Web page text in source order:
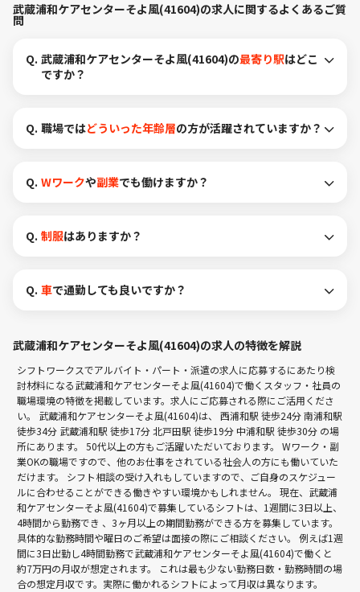
武蔵浦和ケアセンターそよ風(41604)の求人に関するよくあるご質
問
Q. 武蔵浦和ケアセンターそよ風(41604)の最寄り駅はどこ
ですか？
Q. 職場ではどういった年齢層の方が活躍されていますか？
Q. Wワークや副業でも働けますか？
Q. 制服はありますか？
Q. 車で通勤しても良いですか？
武蔵浦和ケアセンターそよ風(41604)の求人の特徴を解説
シフトワークスでアルバイト・パート・派遣の求人に応募するにあたり検
討材料になる武蔵浦和ケアセンターそよ風(41604)で働くスタッフ・社員の
職場環境の特徴を掲載しています。求人にご応募される際にご活用くださ
い。 武蔵浦和ケアセンターそよ風(41604)は、 西浦和駅 徒歩24分南浦和駅
徒歩34分 武蔵浦和駅 徒歩17分北戸田駅 徒歩19分 中浦和駅 徒歩30分 の場
所にあります。 50代以上の方もご活躍いただいております。 Wワーク・副
業OKの職場ですので、他のお仕事をされている社会人の方にも働いていた
だけます。 シフト相談の受け入れもしていますので、ご自身のスケジュー
ルに合わせることができる働きやすい環境かもしれません。 現在、武蔵浦
和ケアセンターそよ風(41604)で募集しているシフトは、1週間に3日以上、
4時間から勤務でき 、3ヶ月以上の期間勤務ができる方を募集しています。
具体的な勤務時間や曜日のご希望は面接の際にご相談ください。 例えば1週
間に3日出勤し4時間勤務で武蔵浦和ケアセンターそよ風(41604)で働くと
約7万円の月収が想定されます。 これは最も少ない勤務日数・勤務時間の場
合の想定月収です。実際に働かれるシフトによって月収は異なります。